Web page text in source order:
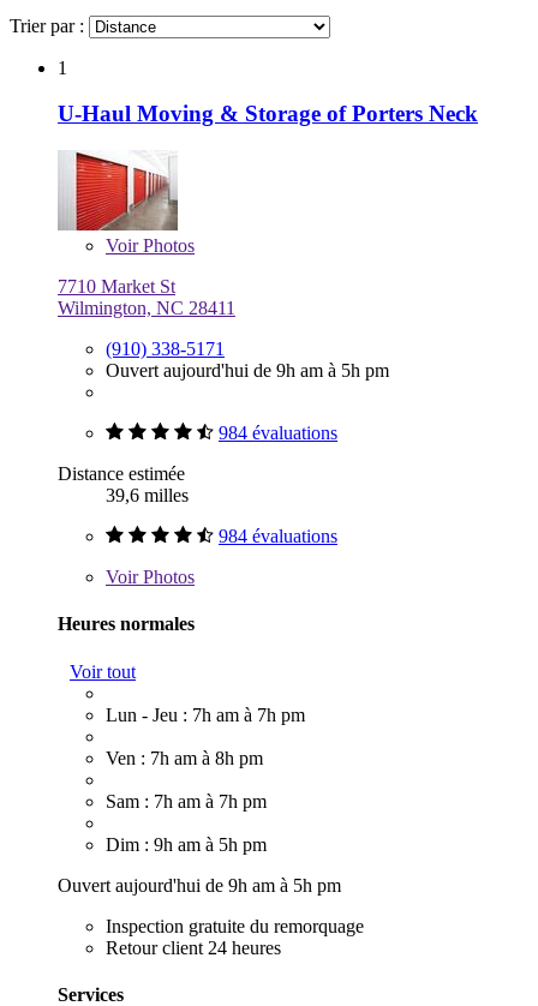
Trier par :
1
U-Haul Moving & Storage of Porters Neck
VoirPhotos
7710 Market St
Wilmington, NC 28411
(910) 338-5171
Ouvert aujourd'hui de 9h am à 5h pm
984 évaluations
Distance estimée
39,6 milles
984 évaluations
VoirPhotos
Heures normales
Voir tout
Lun - Jeu : 7h am à 7h pm
Ven : 7h am à 8h pm
Sam : 7h am à 7h pm
Dim : 9h am à 5h pm
Ouvert aujourd'hui de 9h am à 5h pm
Inspection gratuite du remorquage
Retour client 24 heures
Services